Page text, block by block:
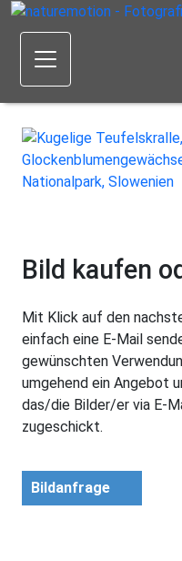
Bild kaufen
Mit Klick auf den
einfach eine E-Mail
gewünschten
umgehend ein Angebot
das/die Bilder/er via E-
zugeschickt.
Bildanfrage